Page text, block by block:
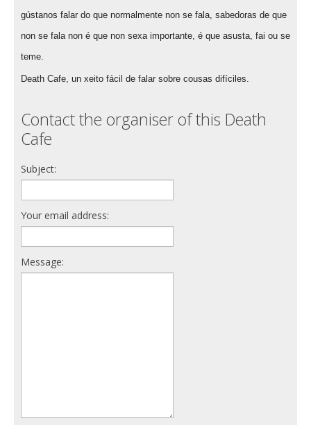
gústanos falar do que normalmente non se fala, sabedoras de que
non se fala non é que non sexa importante, é que asusta, fai ou se
teme.
Death Cafe, un xeito fácil de falar sobre cousas difíciles.
Contact the organiser of this Death
Cafe
Subject:
Your email address:
Message: